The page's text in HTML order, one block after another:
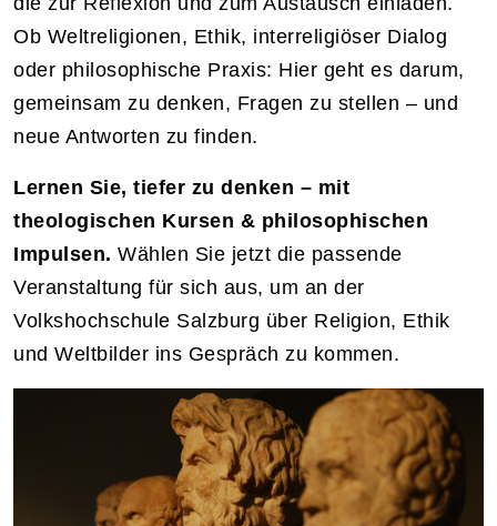
Ob Weltreligionen, Ethik, interreligiöser Dialog
oder philosophische Praxis: Hier geht es darum,
gemeinsam zu denken, Fragen zu stellen – und
neue Antworten zu finden.
Lernen Sie, tiefer zu denken – mit
theologischen Kursen & philosophischen
Impulsen. Wählen Sie jetzt die passende
Veranstaltung für sich aus, um an der
Volkshochschule Salzburg über Religion, Ethik
und Weltbilder ins Gespräch zu kommen.